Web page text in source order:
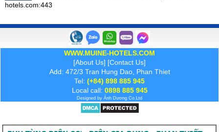
hotels.com:443
WWW.MUINE-HOTELS.COM
[About Us] [Contact Us]
Add: 472/3 Tran Hung Dao, Phan Thiet
Tel: (+84) 898 885 945
Local call: 0898 885 945
Designed by Ánh Dương Co.Ltd